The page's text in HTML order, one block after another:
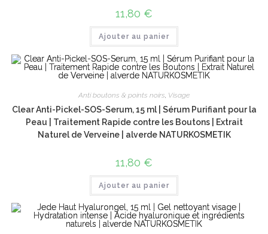
11,80 €
Ajouter au panier
Anti boutons & points noirs Visage
Clear Anti-Pickel-SOS-Serum, 15 ml | Sérum Purifiant pour la
Peau | Traitement Rapide contre les Boutons | Extrait
Naturel de Verveine | alverde NATURKOSMETIK
11,80 €
Ajouter au panier